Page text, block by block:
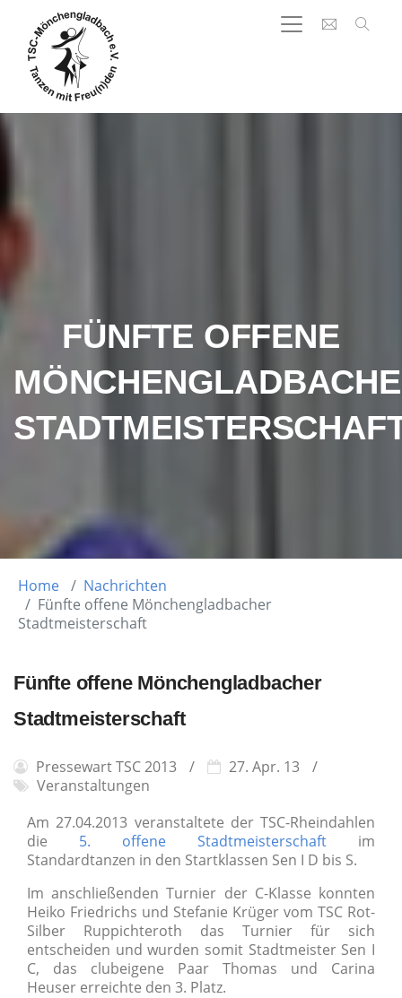
FÜNFTE OFFENE
Home
Nachrichten
Fünfte offene Mönchengladbacher
Stadtmeisterschaft
Fünfte offene Mönchengladbacher
Stadtmeisterschaft
Pressewart TSC 2013
27. Apr. 13
Veranstaltungen
Am 27.04.2013 veranstaltete der TSC-Rheindahlen
die 5. offene Stadtmeisterschaft im
Standardtanzen in den Startklassen Sen I D bis S.
Im anschließenden Turnier der C-Klasse konnten
Heiko Friedrichs und Stefanie Krüger vom TSC Rot-
Silber Ruppichteroth das Turnier für sich
entscheiden und wurden somit Stadtmeister Sen I
C, das clubeigene Paar Thomas und Carina
Heuser erreichte den 3. Platz.